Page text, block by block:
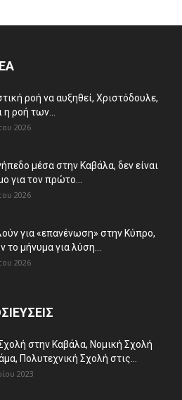
ροή να αυξηθεί, Χριστόδουλε,
η ροή των...
2026
μέσα στην Καβάλα, δεν είναι
για τον πρώτο...
2026
για «επανένωση» στην Κύπρο,
το μήνυμα για λύση...
2026
Σχολή στην Καβάλα, Νομική Σχολή
Πολυτεχνική Σχολή στις...
2023